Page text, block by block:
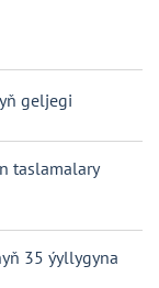
geljegi
taslamalary
35 ýyllygyna